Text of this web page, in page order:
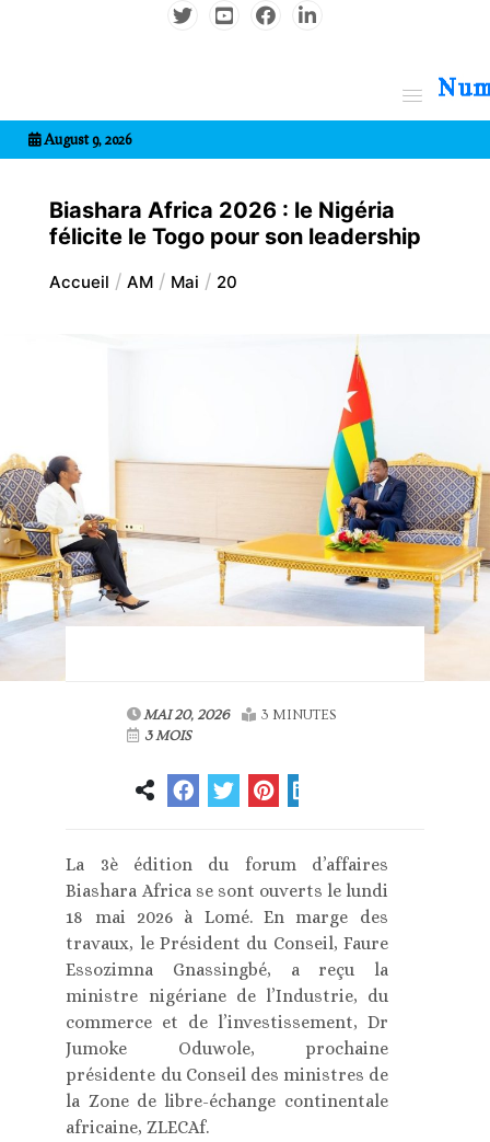
August 9, 2026
Biashara Africa 2026 : le Nigéria
félicite le Togo pour son leadership
Accueil AM Mai 20
MAI 20, 2026
3 MINUTES
3 MOIS
La 3è édition du forum d’affaires
Biashara Africa se sont ouverts le lundi
18 mai 2026 à Lomé. En marge des
travaux, le Président du Conseil, Faure
Essozimna Gnassingbé, a reçu la
ministre nigériane de l’Industrie, du
commerce et de l’investissement, Dr
Jumoke Oduwole, prochaine
présidente du Conseil des ministres de
la Zone de libre-échange continentale
africaine, ZLECAf.